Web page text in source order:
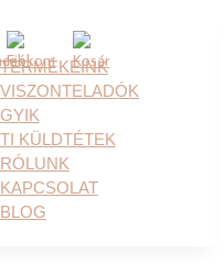
TERMÉKEINK
VISZONTELADÓK
GYIK
TI KÜLDTÉTEK
RÓLUNK
KAPCSOLAT
BLOG